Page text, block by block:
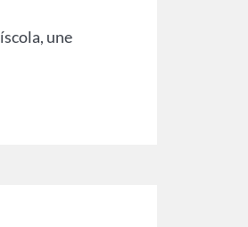
une